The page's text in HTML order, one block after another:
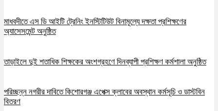
মাধবদীতে এস ডি আইটি ট্রেনিং ইনস্টিটিউট বিনামূল্যে দক্ষতা প্রশিক্ষণের
অ্যাসেসমেন্ট অনুষ্ঠিত
তাড়াইলে দুই শতাধিক শিক্ষকের অংশগ্রহণে দিনব্যাপী প্রশিক্ষণ কর্মশালা অনুষ্ঠিত
পরিচ্ছন্ন নগরীর দাবিতে কিশোরগঞ্জ এপেক্স ক্লাবের অবস্থান কর্মসূচি ও ডাস্টবিন
বিতরণ